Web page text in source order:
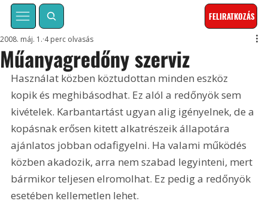
FELIRATKOZÁS
Műanyagredőny szerviz
2008. máj. 1. 4 perc olvasás
Használat közben köztudottan minden eszköz
kopik és meghibásodhat. Ez alól a redőnyök sem
kivételek. Karbantartást ugyan alig igényelnek, de a
kopásnak erősen kitett alkatrészeik állapotára
ajánlatos jobban odafigyelni. Ha valami működés
közben akadozik, arra nem szabad legyinteni, mert
bármikor teljesen elromolhat. Ez pedig a redőnyök
esetében kellemetlen lehet.